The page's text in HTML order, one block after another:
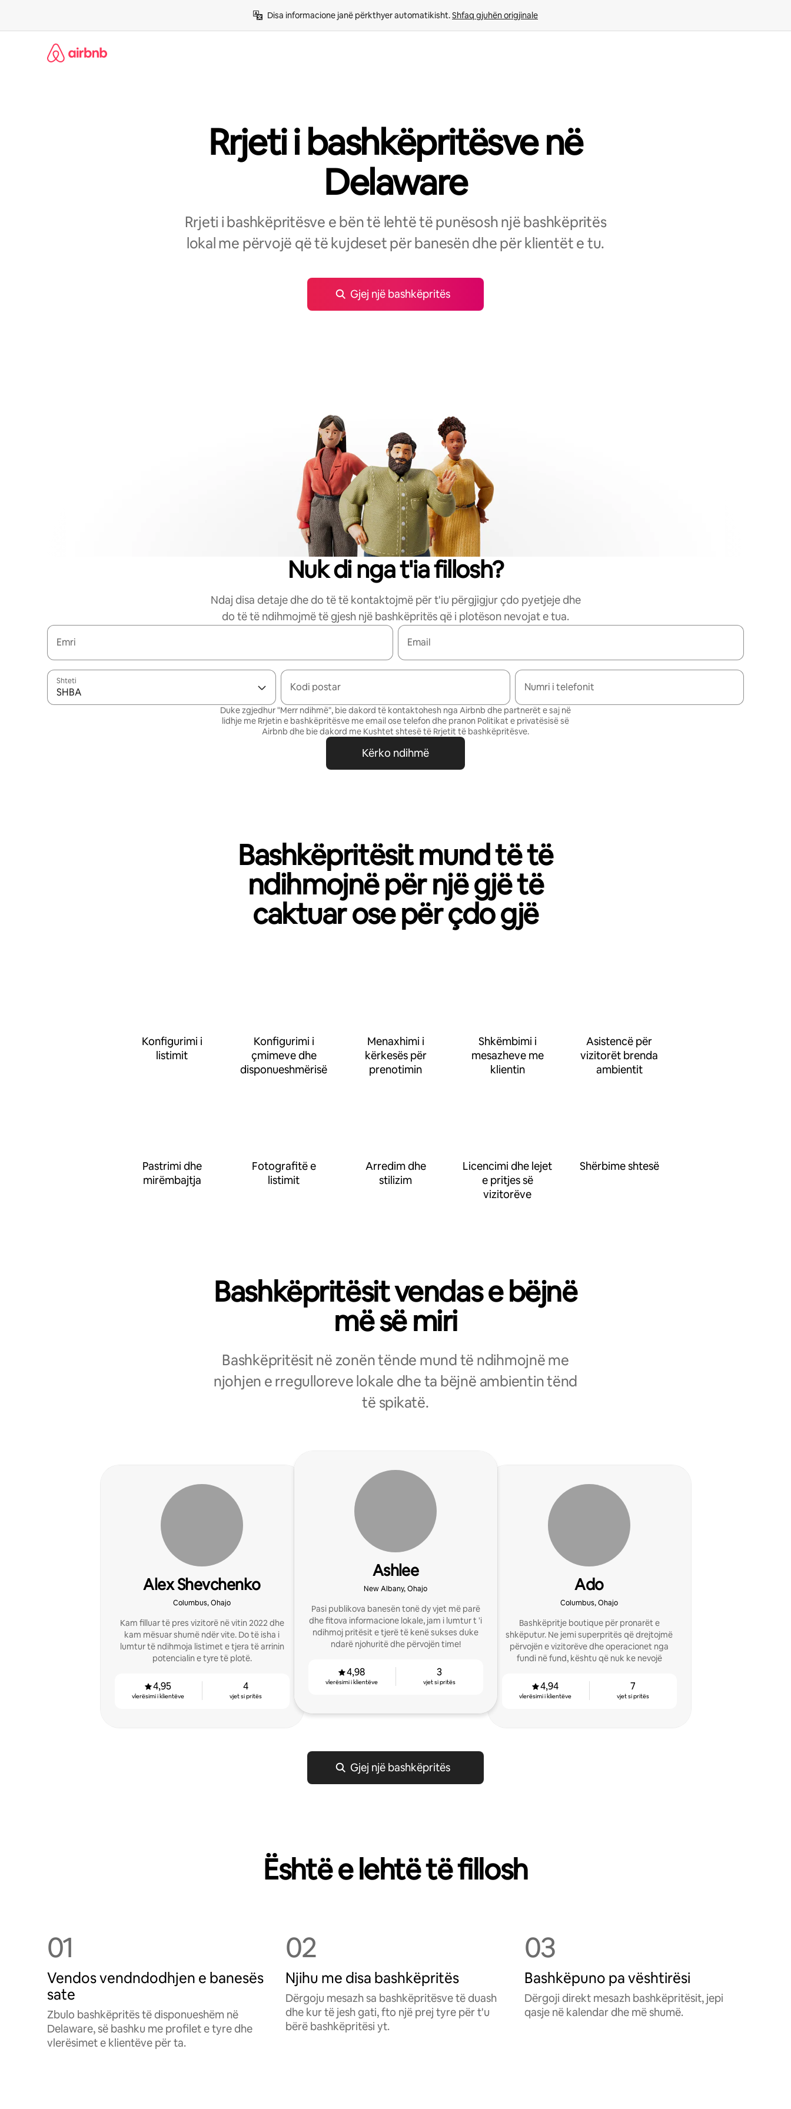
përmbajtja
Disa informacione janë përkthyer automatikisht. Shfaq gjuhën origjinale
Rrjeti i bashkëpritësve në
Delaware
Rrjeti i bashkëpritësve e bën të lehtë të punësosh një bashkëpritës
lokal me përvojë që të kujdeset për banesën dhe për klientët e tu.
Gjej një bashkëpritës
Nuk di nga t'ia fillosh?
Ndaj disa detaje dhe do të të kontaktojmë për t'iu përgjigjur çdo pyetjeje dhe
do të të ndihmojmë të gjesh një bashkëpritës që i plotëson nevojat e tua.
Emri Email
Shteti
SHBA Kodi postar Numri i telefonit
Duke zgjedhur "Merr ndihmë", bie dakord të kontaktohesh nga Airbnb dhe partnerët e saj në
lidhje me Rrjetin e bashkëpritësve me email ose telefon dhe pranon Politikat e privatësisë së
Airbnb dhe bie dakord me Kushtet shtesë të Rrjetit të bashkëpritësve.
Kërko ndihmë
Bashkëpritësit mund të të
ndihmojnë për një gjë të
caktuar ose për çdo gjë
Konfigurimi i
listimit
Konfigurimi i
çmimeve dhe
disponueshmërisë
Menaxhimi i
kërkesës për
prenotimin
Shkëmbimi i
mesazheve me
klientin
Asistencë për
vizitorët brenda
ambientit
Pastrimi dhe
mirëmbajtja
Fotografitë e
listimit
Arredim dhe
stilizim
Licencimi dhe lejet
e pritjes së
vizitorëve
Shërbime shtesë
Bashkëpritësit vendas e bëjnë
më së miri
Bashkëpritësit në zonën tënde mund të ndihmojnë me
njohjen e rregulloreve lokale dhe ta bëjnë ambientin tënd
të spikatë.
Alex Shevchenko
Columbus, Ohajo
Kam filluar të pres vizitorë në vitin 2022 dhe
kam mësuar shumë ndër vite. Do të isha i
lumtur të ndihmoja listimet e tjera të arrinin
potencialin e tyre të plotë.
4,95
vlerësimi i klientëve
4
vjet si pritës
Ashlee
New Albany, Ohajo
Pasi publikova banesën tonë dy vjet më parë
dhe fitova informacione lokale, jam i lumtur t 'i
ndihmoj pritësit e tjerë të kenë sukses duke
ndarë njohuritë dhe përvojën time!
4,98
vlerësimi i klientëve
3
vjet si pritës
Ado
Columbus, Ohajo
Bashkëpritje boutique për pronarët e
shkëputur. Ne jemi superpritës që drejtojmë
përvojën e vizitorëve dhe operacionet nga
fundi në fund, kështu që nuk ke nevojë
4,94
vlerësimi i klientëve
7
vjet si pritës
Gjej një bashkëpritës
Është e lehtë të fillosh
01
Vendos vendndodhjen e banesës
sate
Zbulo bashkëpritës të disponueshëm në
Delaware, së bashku me profilet e tyre dhe
vlerësimet e klientëve për ta.
02
Njihu me disa bashkëpritës
Dërgoju mesazh sa bashkëpritësve të duash
dhe kur të jesh gati, fto një prej tyre për t'u
bërë bashkëpritësi yt.
03
Bashkëpuno pa vështirësi
Dërgoji direkt mesazh bashkëpritësit, jepi
qasje në kalendar dhe më shumë.